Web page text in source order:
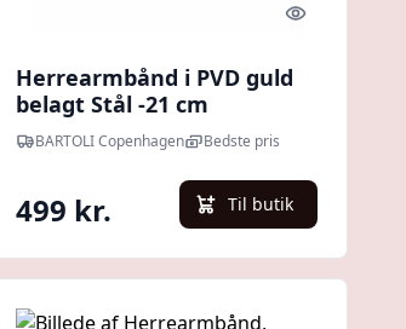
Quick look
Herrearmbånd i PVD guld
belagt Stål -21 cm
BARTOLI Copenhagen Bedste pris
499 kr. Til butik